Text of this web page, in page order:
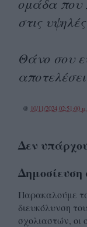
ομάδα που
στις
Θάνο σου
@ 10/11/2024 02:51:00
Δεν
Δημοσίευση
Παρακαλούμε
διευκόλυνση
σχολιαστών, οι